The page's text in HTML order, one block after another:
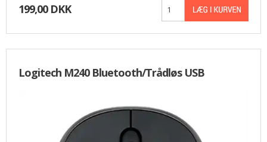
199,00 DKK
Logitech M240 Bluetooth/Trådløs USB